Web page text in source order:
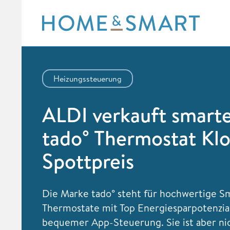
content
Heizungssteuerung
ALDI verkauft
tado° Thermostat
Spottpreis
Die Marke tado° steht für hochwertige
Thermostate mit Top
bequemer App-Steuerung. Sie ist aber